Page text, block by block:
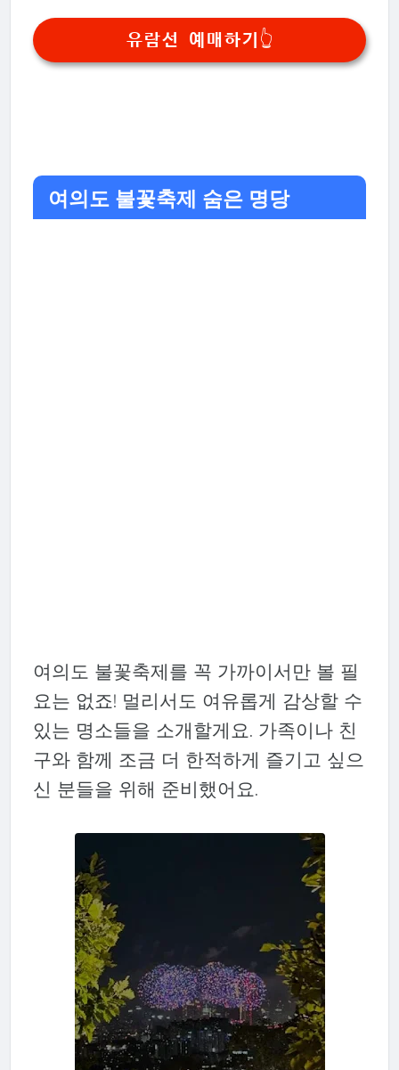
유람선 예매하기👆
여의도 불꽃축제 숨은 명당
여의도 불꽃축제를 꼭 가까이서만 볼 필
요는 없죠! 멀리서도 여유롭게 감상할 수
있는 명소들을 소개할게요. 가족이나 친
구와 함께 조금 더 한적하게 즐기고 싶으
신 분들을 위해 준비했어요.